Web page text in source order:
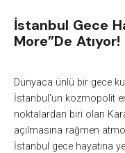
İstanbul Gece
More”de Atıyor!
Dünyaca ünlü bir gece
İstanbul'un kozmopolit
noktalardan biri olan
açılmasına rağmen
İstanbul gece hayatına